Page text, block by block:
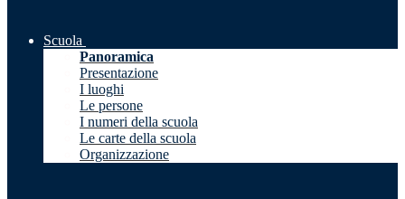
Scuola
Panoramica
Presentazione
I luoghi
Le persone
I numeri della scuola
Le carte della scuola
Organizzazione